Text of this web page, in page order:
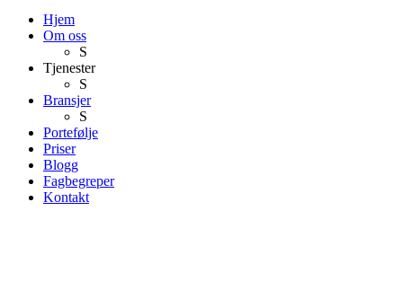
Hjem
Om oss
S
Tjenester
S
Bransjer
S
Portefølje
Priser
Blogg
Fagbegreper
Kontakt